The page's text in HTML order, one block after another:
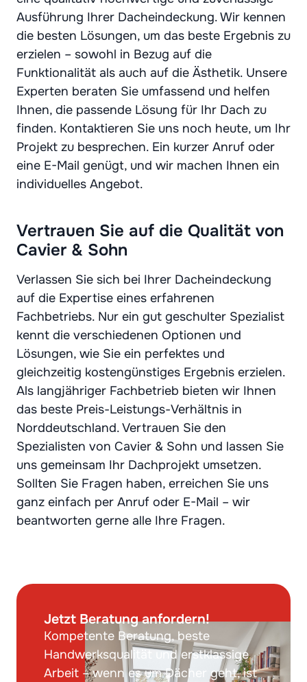
Ausführung Ihrer Dacheindeckung. Wir kennen
die besten Lösungen, um das beste Ergebnis zu
erzielen – sowohl in Bezug auf die
Funktionalität als auch auf die Ästhetik. Unsere
Experten beraten Sie umfassend und helfen
Ihnen, die passende Lösung für Ihr Dach zu
finden. Kontaktieren Sie uns noch heute, um Ihr
Projekt zu besprechen. Ein kurzer Anruf oder
eine E-Mail genügt, und wir machen Ihnen ein
individuelles Angebot.
Vertrauen Sie auf die Qualität von
Cavier & Sohn
Verlassen Sie sich bei Ihrer Dacheindeckung
auf die Expertise eines erfahrenen
Fachbetriebs. Nur ein gut geschulter Spezialist
kennt die verschiedenen Optionen und
Lösungen, wie Sie ein perfektes und
gleichzeitig kostengünstiges Ergebnis erzielen.
Als langjähriger Fachbetrieb bieten wir Ihnen
das beste Preis-Leistungs-Verhältnis in
Norddeutschland. Vertrauen Sie den
Spezialisten von Cavier & Sohn und lassen Sie
uns gemeinsam Ihr Dachprojekt umsetzen.
Sollten Sie Fragen haben, erreichen Sie uns
ganz einfach per Anruf oder E-Mail – wir
beantworten gerne alle Ihre Fragen.
Jetzt Beratung anfordern!
Kompetente Beratung, beste
Handwerksqualität und erstklassige
Arbeit – wenn es um Dächer geht, ist